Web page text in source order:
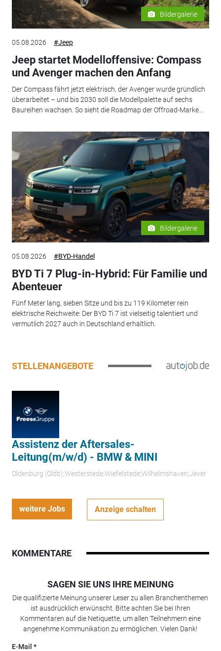
Bildergalerie
05.08.2026 #Jeep
Jeep startet Modelloffensive: Compass
und Avenger machen den Anfang
Der Compass fährt jetzt elektrisch, der Avenger wurde gründlich
überarbeitet – und bis 2030 soll die Modellpalette auf sechs
Baureihen wachsen. So sieht die Roadmap der Offroad-Marke...
Bildergalerie
05.08.2026 #BYD-Handel
BYD Ti 7 Plug-in-Hybrid: Für Familie und
Abenteuer
Fünf Meter lang, sieben Sitze und bis zu 119 Kilometer rein
elektrische Reichweite: Der BYD Ti 7 ist vielseitig talentiert und
vermutlich 2027 auch in Deutschland erhältlich.
STELLENANGEBOTE
Assistenz der Aftersales-
Leitung(m/w/d) - BMW & MINI
Oldenburg (Oldb);Westerstede;Wiefelstede;Wilhelmshaven;Jever
weitere Jobs Anzeige schalten
KOMMENTARE
SAGEN SIE UNS IHRE MEINUNG
Die qualifizierte Meinung unserer Leser zu allen Branchenthemen
ist ausdrücklich erwünscht. Bitte achten Sie bei Ihren
Kommentaren auf die Netiquette, um allen Teilnehmern eine
angenehme Kommunikation zu ermöglichen. Vielen Dank!
E-Mail